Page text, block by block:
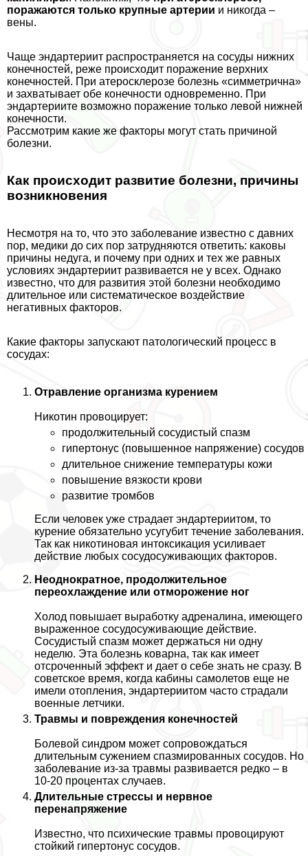
поражаются только крупные артерии и никогда –
вены.
Чаще эндартериит распространяется на сосуды нижних
конечностей, реже происходит поражение верхних
конечностей. При атеросклерозе болезнь «симметрична»
и захватывает обе конечности одновременно. При
эндартериите возможно поражение только левой нижней
конечности.
Рассмотрим какие же факторы могут стать причиной
болезни.
Как происходит развитие болезни, причины
возникновения
Несмотря на то, что это заболевание известно с давних
пор, медики до сих пор затрудняются ответить: каковы
причины недуга, и почему при одних и тех же равных
условиях эндартериит развивается не у всех. Однако
известно, что для развития этой болезни необходимо
длительное или систематическое воздействие
негативных факторов.
Какие факторы запускают патологический процесс в
сосудах:
Отравление организма курением
Никотин провоцирует:
продолжительный сосудистый спазм
гипертонус (повышенное напряжение) сосудов
длительное снижение температуры кожи
повышение вязкости крови
развитие тромбов
Если человек уже страдает эндартериитом, то
курение обязательно усугубит течение заболевания.
Так как никотиновая интоксикация усиливает
действие любых сосудосуживающих факторов.
Неоднократное, продолжительное
переохлаждение или отморожение ног
Холод повышает выработку адреналина, имеющего
выраженное сосудосуживающие действие.
Сосудистый спазм может держаться ни одну
неделю. Эта болезнь коварна, так как имеет
отсроченный эффект и дает о себе знать не сразу. В
советское время, когда кабины самолетов еще не
имели отопления, эндартериитом часто страдали
военные летчики.
Травмы и повреждения конечностей
Болевой синдром может сопровождаться
длительным сужением спазмированных сосудов. Но
заболевание из-за травмы развивается редко – в
10-20 процентах случаев.
Длительные стрессы и нервное
перенапряжение
Известно, что психические травмы провоцируют
стойкий гипертонус сосудов.